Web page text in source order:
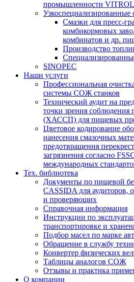
промышленности
Узкоспециализированные
Смазки для пресс-
комбикормовых
комбинатов и др.
Производство
SINOPEC
Наши услуги
Профессиональная
системы СОЖ станков
Технический аудит на
точки зрения
(ХАССП) для пищевых
Цветовое кодирование
нанесения смазочных
предотвращения
загрязнения согласно
международных
Тех. библиотека
Документы по пищевой
CASSIDA для аудиторов,
и проверяющих
Справочная информация
Инструкции по
транспортировке и
Подбор масел по марке
Обращение в службу
Конвертер физических
Таблицы аналогов СОЖ
Отзывы и практика
О компании